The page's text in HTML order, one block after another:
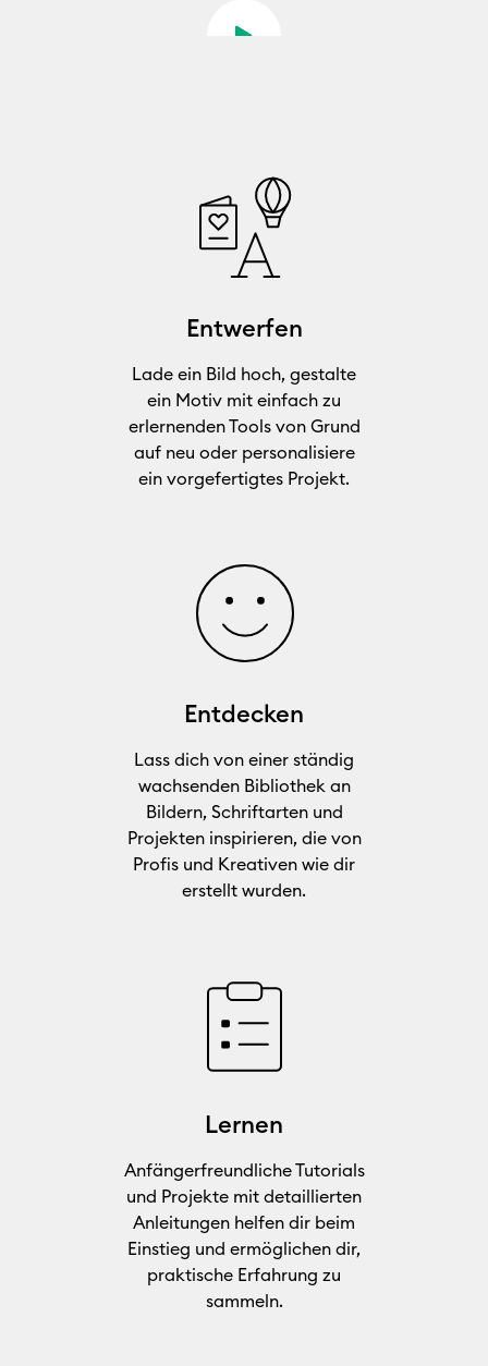
Entwerfen
Lade ein Bild hoch, gestalte
ein Motiv mit einfach zu
erlernenden Tools von Grund
auf neu oder personalisiere
ein vorgefertigtes Projekt.
Entdecken
Lass dich von einer ständig
wachsenden Bibliothek an
Bildern, Schriftarten und
Projekten inspirieren, die von
Profis und Kreativen wie dir
erstellt wurden.
Lernen
Anfängerfreundliche Tutorials
und Projekte mit detaillierten
Anleitungen helfen dir beim
Einstieg und ermöglichen dir,
praktische Erfahrung zu
sammeln.